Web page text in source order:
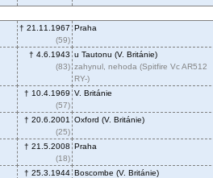
† 21.11.1967
(59)
Praha
† 4.6.1943
(83)
u Tautonu (V. Británie)
zahynul, nehoda (Spitfire Vc AR512
RY-)
† 10.4.1969
(57)
V. Británie
† 20.6.2001
(25)
Oxford (V. Británie)
† 21.5.2008
(18)
Praha
† 25.3.1944 Boscombe (V. Británie)